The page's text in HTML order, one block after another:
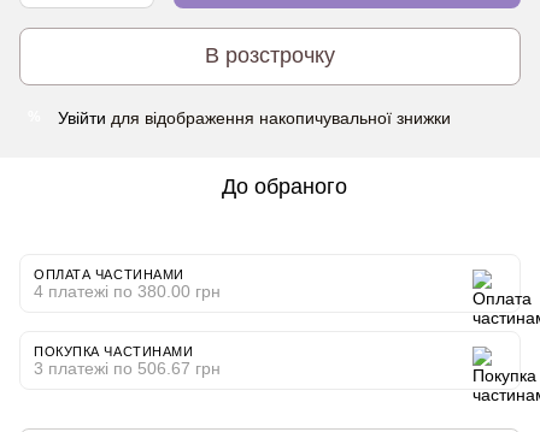
В розстрочку
Увійти для відображення накопичувальної знижки
До обраного
ОПЛАТА ЧАСТИНАМИ
4 платежі по 380.00 грн
ПОКУПКА ЧАСТИНАМИ
3 платежі по 506.67 грн